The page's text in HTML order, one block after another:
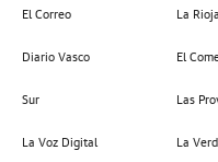
El Correo La Rioja
Diario Vasco El
Sur Las
La Voz Digital La